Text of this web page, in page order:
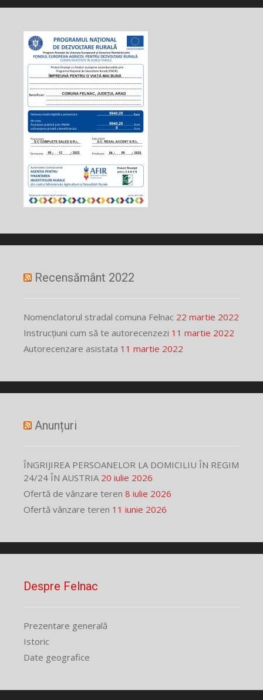
Recensământ 2022
Nomenclatorul stradal comuna Felnac 22 martie 2022
Instrucțiuni cum să te autorecenzezi 11 martie 2022
Autorecenzare asistata 11 martie 2022
Anunțuri
ÎNGRIJIREA PERSOANELOR LA DOMICILIU ÎN REGIM
24/24 ÎN AUSTRIA 20 iulie 2026
Ofertă de vânzare teren 8 iulie 2026
Ofertă vânzare teren 11 iunie 2026
Despre Felnac
Prezentare generală
Istoric
Date geografice